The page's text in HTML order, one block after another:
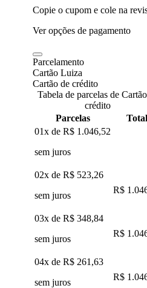
Copie o cupom e cole na
Ver opções de pagamento
Parcelamento
Cartão Luiza
Cartão de crédito
Tabela de parcelas de
crédito
Parcelas
Total
01x de R$ 1.046,52
sem juros
02x de R$ 523,26
sem juros
R$
03x de R$ 348,84
sem juros
R$
04x de R$ 261,63
sem juros
R$